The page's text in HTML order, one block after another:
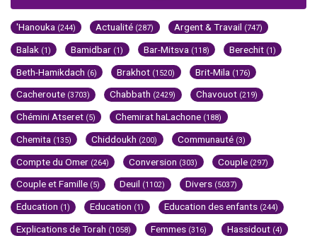
'Hanouka (244) Actualité (287) Argent & Travail (747)
Balak (1) Bamidbar (1) Bar-Mitsva (118) Berechit (1)
Beth-Hamikdach (6) Brakhot (1520) Brit-Mila (176)
Cacheroute (3703) Chabbath (2429) Chavouot (219)
Chémini Atseret (5) Chemirat haLachone (188)
Chemita (135) Chiddoukh (200) Communauté (3)
Compte du Omer (264) Conversion (303) Couple (297)
Couple et Famille (5) Deuil (1102) Divers (5037)
Education (1) Education (1) Education des enfants (244)
Explications de Torah (1058) Femmes (316) Hassidout (4)